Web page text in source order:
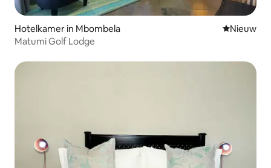
Hotelkamer in Mbombela Nieuwe
Nieuw
Matumi Golf Lodge